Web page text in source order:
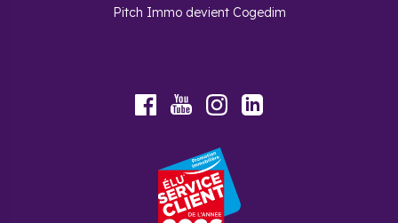
Pitch Immo devient Cogedim
FacebookYoutubeInstagram